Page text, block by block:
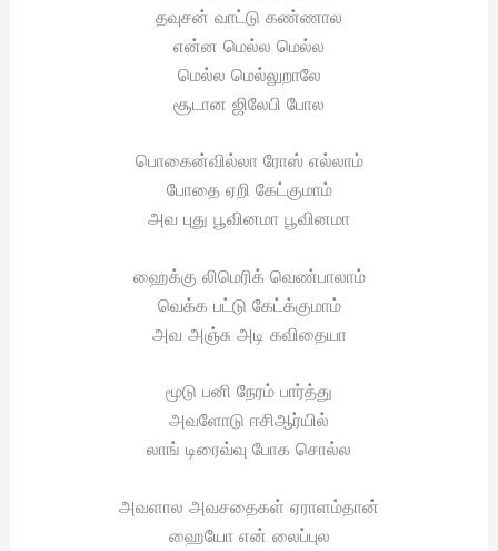
தவுசன் வாட்டு கண்ணால
என்ன மெல்ல மெல்ல
மெல்ல மெல்லுறாலே
சூடான ஜிலேபி போல
பொகைன்வில்லா ரோஸ் எல்லாம்
போதை ஏறி கேட்குமாம்
அவ புது பூவினமா பூவினமா
ஹைக்கு லிமெரிக் வெண்பாலாம்
வெக்க பட்டு கேட்க்குமாம்
அவ அஞ்சு அடி கவிதையா
மூடு பனி நேரம் பார்த்து
அவளோடு ஈசிஆர்யில்
லாங் டிரைவ்வு போக சொல்ல
அவளால அவசதைகள் ஏராளம்தான்
ஹையோ என் லைப்புல